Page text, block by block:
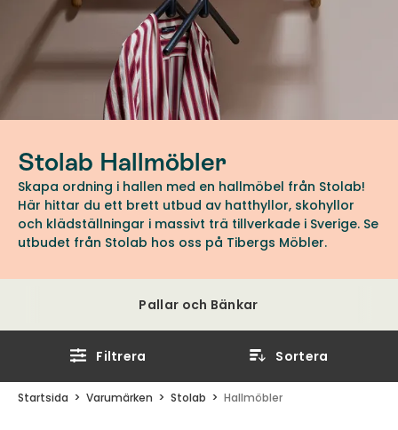
Stolab Hallmöbler
Skapa ordning i hallen med en hallmöbel från Stolab!
Här hittar du ett brett utbud av hatthyllor, skohyllor
och klädställningar i massivt trä tillverkade i Sverige. Se
utbudet från Stolab hos oss på Tibergs Möbler.
Pallar och Bänkar
Filtrera Sortera
Startsida Varumärken Stolab Hallmöbler